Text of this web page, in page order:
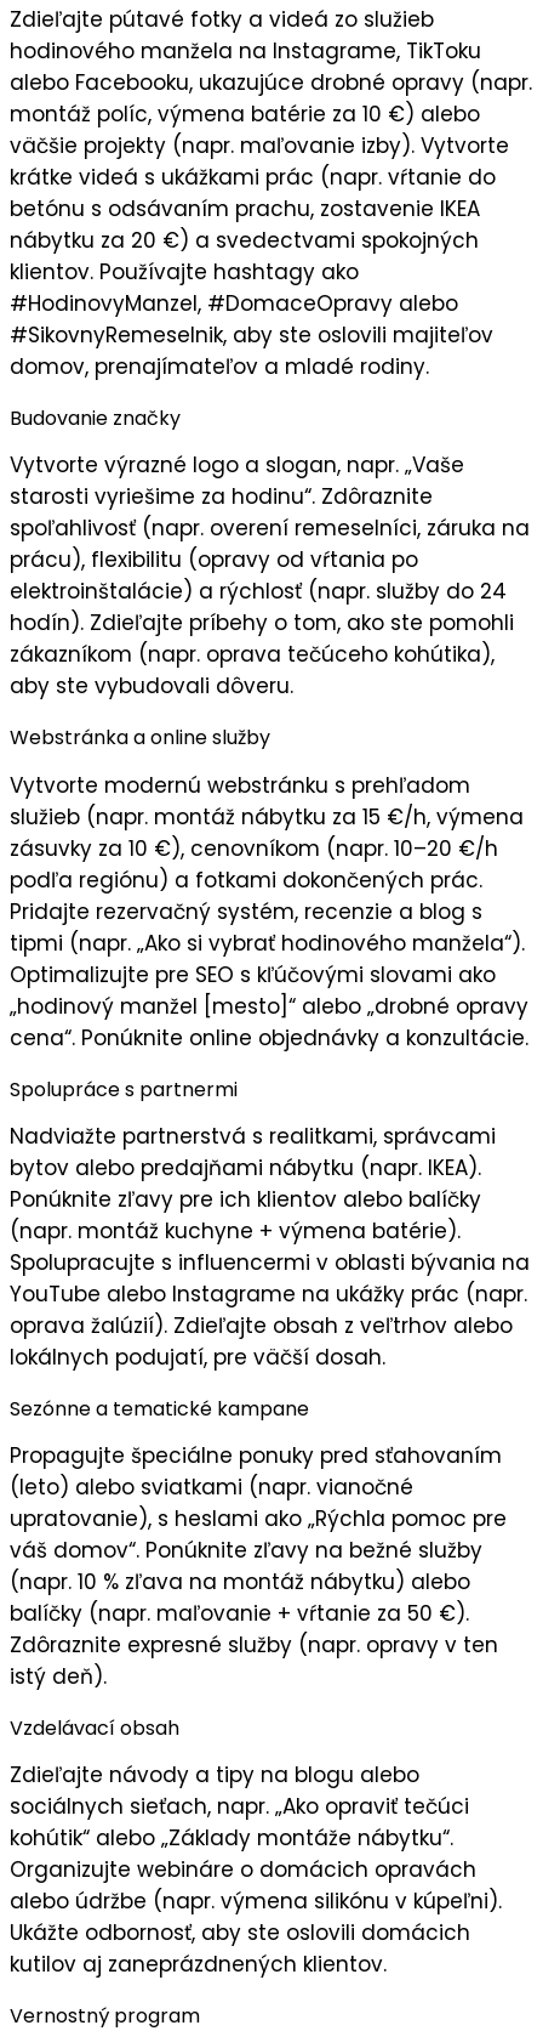
Zdieľajte pútavé fotky a videá zo služieb
hodinového manžela na Instagrame, TikToku
alebo Facebooku, ukazujúce drobné opravy (napr.
montáž políc, výmena batérie za 10 €) alebo
väčšie projekty (napr. maľovanie izby). Vytvorte
krátke videá s ukážkami prác (napr. vŕtanie do
betónu s odsávaním prachu, zostavenie IKEA
nábytku za 20 €) a svedectvami spokojných
klientov. Používajte hashtagy ako
#HodinovyManzel, #DomaceOpravy alebo
#SikovnyRemeselnik, aby ste oslovili majiteľov
domov, prenajímateľov a mladé rodiny.
Budovanie značky
Vytvorte výrazné logo a slogan, napr. „Vaše
starosti vyriešime za hodinu“. Zdôraznite
spoľahlivosť(napr. overení remeselníci, záruka na
prácu), flexibilitu (opravy od vŕtania po
elektroinštalácie) a rýchlosť (napr. služby do 24
hodín). Zdieľajte príbehy o tom, ako ste pomohli
zákazníkom (napr. oprava tečúceho kohútika),
aby ste vybudovali dôveru.
Webstránka a online služby
Vytvorte modernú webstránku s prehľadom
služieb (napr. montáž nábytku za 15 €/h, výmena
zásuvky za 10 €), cenovníkom (napr. 10–20 €/h
podľa regiónu) a fotkami dokončených prác.
Pridajte rezervačný systém, recenzie a blog s
tipmi (napr. „Ako si vybrať hodinového manžela“).
Optimalizujte pre SEO s kľúčovými slovami ako
„hodinový manžel [mesto]“ alebo „drobné opravy
cena“. Ponúknite online objednávky a konzultácie.
Spolupráce s partnermi
Nadviažte partnerstvá s realitkami, správcami
bytov alebo predajňami nábytku (napr. IKEA).
Ponúknite zľavy pre ich klientov alebo balíčky
(napr. montáž kuchyne + výmena batérie).
Spolupracujte s influencermi v oblasti bývania na
YouTube alebo Instagrame na ukážky prác (napr.
oprava žalúzií). Zdieľajte obsah z veľtrhov alebo
lokálnych podujatí, pre väčší dosah.
Sezónne a tematické kampane
Propagujte špeciálne ponuky pred sťahovaním
(leto) alebo sviatkami (napr. vianočné
upratovanie), s heslami ako „Rýchla pomoc pre
váš domov“. Ponúknite zľavy na bežné služby
(napr. 10 % zľava na montáž nábytku) alebo
balíčky (napr. maľovanie + vŕtanie za 50 €).
Zdôraznite expresné služby (napr. opravy v ten
istý deň).
Vzdelávací obsah
Zdieľajte návody a tipy na blogu alebo
sociálnych sieťach, napr. „Ako opraviť tečúci
kohútik“ alebo „Základy montáže nábytku“.
Organizujte webináre o domácich opravách
alebo údržbe (napr. výmena silikónu v kúpeľni).
Ukážte odbornosť, aby ste oslovili domácich
kutilov aj zaneprázdnených klientov.
Vernostný program